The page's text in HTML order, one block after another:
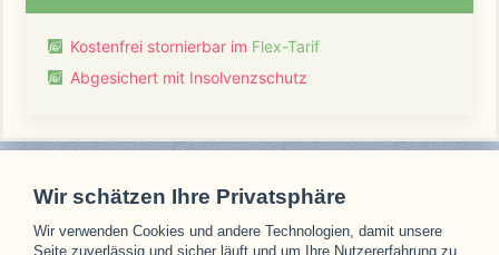
Kostenfrei stornierbar im Flex-Tarif
Abgesichert mit Insolvenzschutz
Wir schätzen Ihre Privatsphäre
Wir verwenden Cookies und andere Technologien, damit unsere
Seite zuverlässig und sicher läuft und um Ihre Nutzererfahrung zu